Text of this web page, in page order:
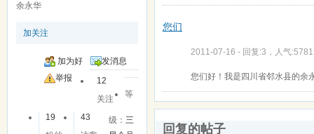
余永华
加关注
加为好
友
发消息
举报
12
关注
19
43
等
级：三
您们
2011-07-16 - 回复:3，人气
您们好！我是四川省邻水县的余
回复的帖子